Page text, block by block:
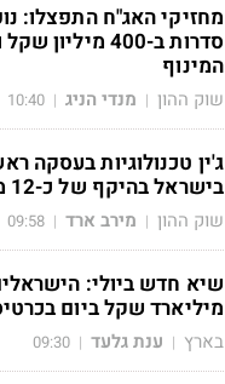
מחזיקי האג"ח התפצלו:
סדרות ב-400
המינוף
שוק ההון | מנדי הניג |
10:40
ג'ין טכנולוגיות בעסקה
בישראל בהיקף של כ-12 מיליון שקל
שוק ההון | מירב ארד |
09:58
מיליארד שקל ביום
בארץ | ענת גלעד |
09:30